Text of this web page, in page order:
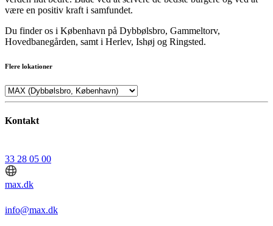
være en positiv kraft i samfundet.
Du finder os i København på Dybbølsbro, Gammeltorv,
Hovedbanegården, samt i Herlev, Ishøj og Ringsted.
Flere lokationer
Kontakt
33 28 05 00
max.dk
info@max.dk